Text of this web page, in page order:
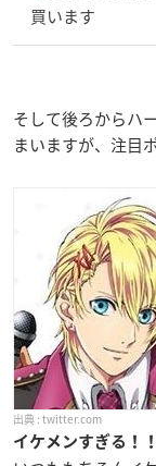
買います
そして後ろからハ
まいますが、注目
twitter.com
イケメンすぎる！！